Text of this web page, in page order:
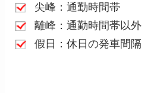
尖峰：通勤時間帯
離峰：通勤時間帯以外
假日：休日の発車間隔